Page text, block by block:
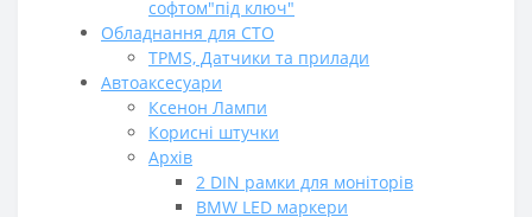
софтом"під ключ"
Обладнання для СТО
TPMS, Датчики та прилади
Автоаксесуари
Ксенон Лампи
Корисні штучки
Архів
2 DIN рамки для моніторів
BMW LED маркери